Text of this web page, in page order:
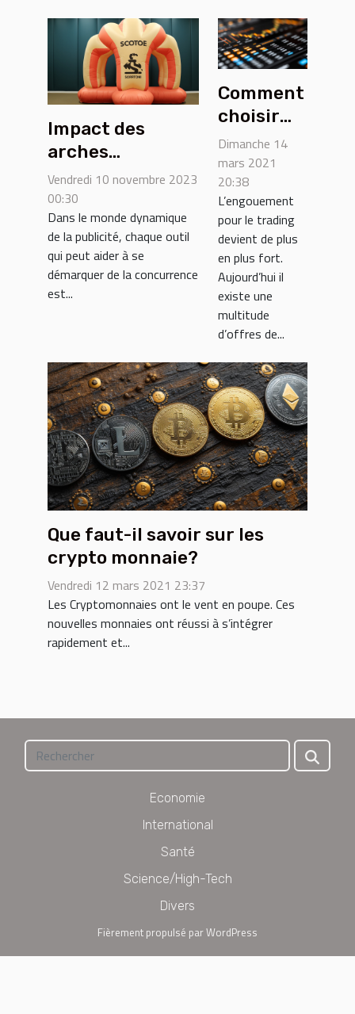
Impact des
arches
gonflables
personnalisables
sur l'industrie
publicitaire
Vendredi 10 novembre 2023
00:30
Dans le monde dynamique
de la publicité, chaque outil
qui peut aider à se
démarquer de la concurrence
est...
Comment
choisir
son site
de
trading ?
Dimanche 14
mars 2021
20:38
L’engouement
pour le trading
devient de plus
en plus fort.
Aujourd’hui il
existe une
multitude
d’offres de...
Que faut-il savoir sur les
crypto monnaie?
Vendredi 12 mars 2021 23:37
Les Cryptomonnaies ont le vent en poupe. Ces
nouvelles monnaies ont réussi à s’intégrer
rapidement et...
Economie
International
Santé
Science/High-Tech
Divers
Fièrement propulsé par WordPress